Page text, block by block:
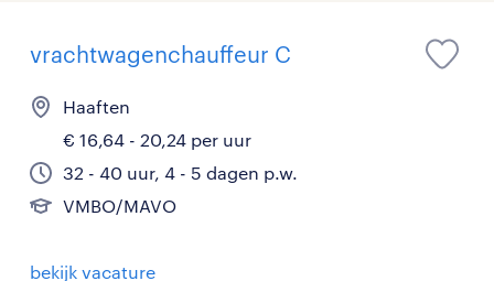
vrachtwagenchauffeur C
Haaften
€ 16,64 - 20,24 per uur
32 - 40 uur, 4 - 5 dagen p.w.
VMBO/MAVO
bekijk vacature